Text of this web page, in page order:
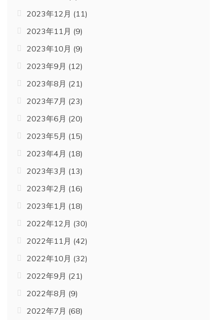
2023年12月 (11)
2023年11月 (9)
2023年10月 (9)
2023年9月 (12)
2023年8月 (21)
2023年7月 (23)
2023年6月 (20)
2023年5月 (15)
2023年4月 (18)
2023年3月 (13)
2023年2月 (16)
2023年1月 (18)
2022年12月 (30)
2022年11月 (42)
2022年10月 (32)
2022年9月 (21)
2022年8月 (9)
2022年7月 (68)